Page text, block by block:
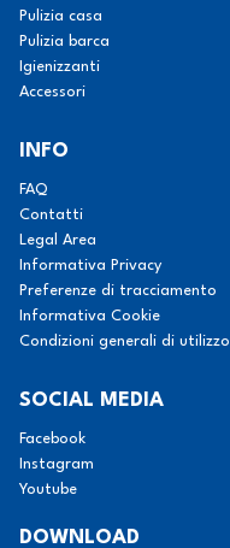
Pulizia casa
Pulizia barca
Igienizzanti
Accessori
INFO
FAQ
Contatti
Legal Area
Informativa Privacy
Preferenze di tracciamento
Informativa Cookie
Condizioni generali di utilizzo
SOCIAL MEDIA
Facebook
Instagram
Youtube
DOWNLOAD